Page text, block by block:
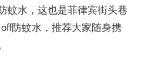
蚊水，这也是菲律宾街头巷
防蚊水，推荐大家随身携